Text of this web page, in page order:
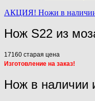
АКЦИЯ! Ножи в наличии
Нож S22 из
17160 старая цена
Изготовление на заказ!
Нож в наличии